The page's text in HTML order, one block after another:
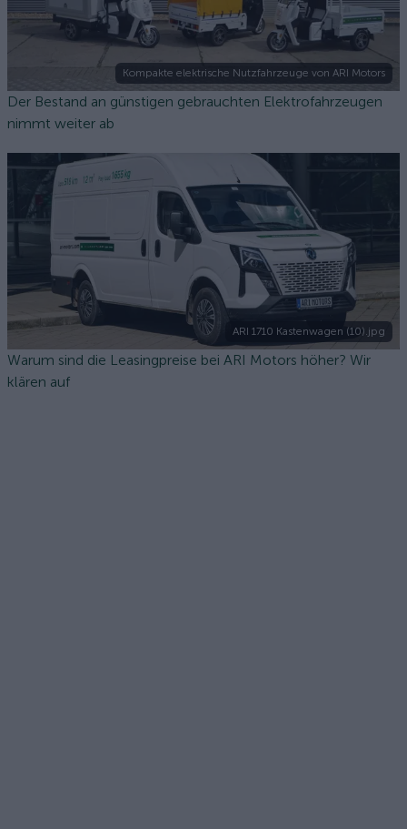
Kompakte elektrische Nutzfahrzeuge von ARI Motors
Der Bestand an günstigen gebrauchten Elektrofahrzeugen
nimmt weiter ab
ARI 1710 Kastenwagen (10).jpg
Warum sind die Leasingpreise bei ARI Motors höher? Wir
klären auf